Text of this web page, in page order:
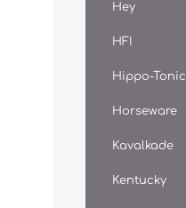
Hey
HFI
Hippo-Tonic
Horseware
Kavalkade
Kentucky